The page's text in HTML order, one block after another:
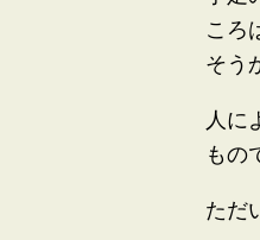
ころ
そう
人に
もの
ただ